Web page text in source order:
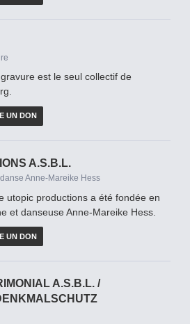
est le seul collectif de
UN DON
A.S.B.L.
Anne-Mareike Hess
utopic productions a été fondée en
et danseuse Anne-Mareike Hess.
UN DON
A.S.B.L. /